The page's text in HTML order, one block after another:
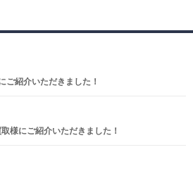
ご紹介いただきました！
様にご紹介いただきました！